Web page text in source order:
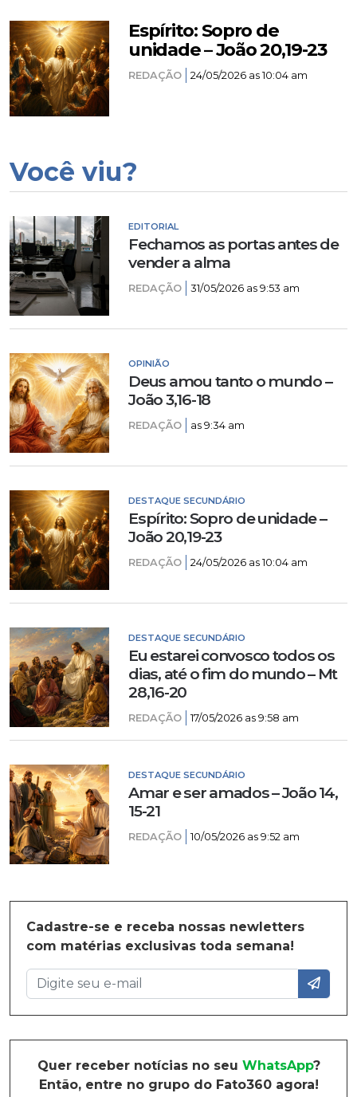
Espírito: Sopro de
unidade – João 20,19-23
REDAÇÃO 24/05/2026 as 10:04 am
Você viu?
EDITORIAL
Fechamos as portas antes de
vender a alma
REDAÇÃO 31/05/2026 as 9:53 am
OPINIÃO
Deus amou tanto o mundo –
João 3,16-18
REDAÇÃO as 9:34 am
DESTAQUE SECUNDÁRIO
Espírito: Sopro de unidade –
João 20,19-23
REDAÇÃO 24/05/2026 as 10:04 am
DESTAQUE SECUNDÁRIO
Eu estarei convosco todos os
dias, até o fim do mundo – Mt
28,16-20
REDAÇÃO 17/05/2026 as 9:58 am
DESTAQUE SECUNDÁRIO
Amar e ser amados – João 14,
15-21
REDAÇÃO 10/05/2026 as 9:52 am
Cadastre-se e receba nossas newletters
com matérias exclusivas toda semana!
Quer receber notícias no seu WhatsApp?
Então, entre no grupo do Fato360 agora!